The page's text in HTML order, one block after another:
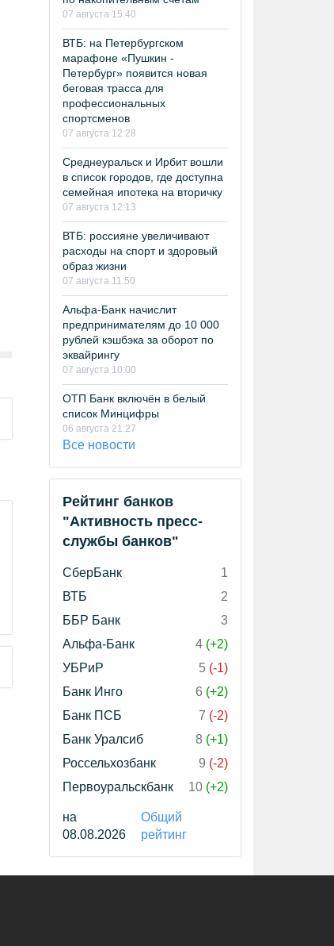
07 августа 15:40
ВТБ: на Петербургском
марафоне «Пушкин -
Петербург» появится новая
беговая трасса для
профессиональных
спортсменов
07 августа 12:28
Среднеуральск и Ирбит вошли
в список городов, где доступна
семейная ипотека на вторичку
07 августа 12:13
ВТБ: россияне увеличивают
расходы на спорт и здоровый
образ жизни
07 августа 11:50
Альфа-Банк начислит
предпринимателям до 10 000
рублей кэшбэка за оборот по
эквайрингу
07 августа 10:00
ОТП Банк включён в белый
список Минцифры
06 августа 21:27
Все новости
Рейтинг банков
"Активность пресс-
службы банков"
СберБанк
1
ВТБ
2
ББР Банк
3
Альфа-Банк
4 (+2)
УБРиР
5 (-1)
Банк Инго
6 (+2)
Банк ПСБ
7 (-2)
Банк Уралсиб
8 (+1)
Россельхозбанк
9 (-2)
Первоуральскбанк
10 (+2)
на
08.08.2026
Общий
рейтинг